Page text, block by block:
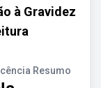
à Gravidez
Resumo